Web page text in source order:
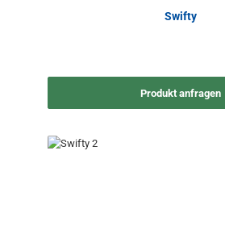
Swifty
Produkt anfragen